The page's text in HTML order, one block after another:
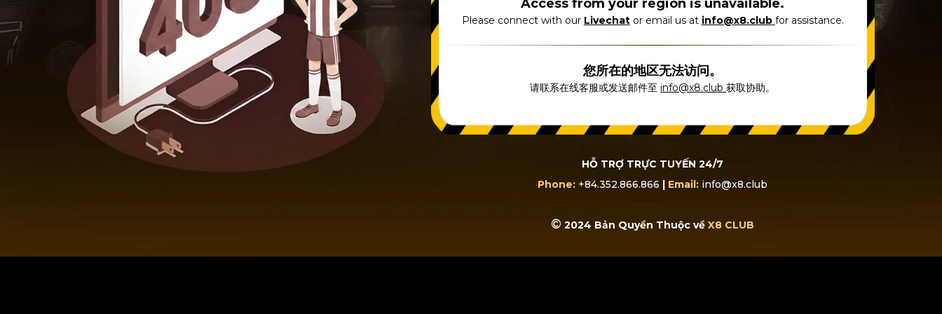
Access from your region is unavailable.
Please connect with our Livechator email us at info@x8.club for assistance.
您所在的地区无法访问。
请联系在线客服或发送邮件至info@x8.club 获取协助。
HỖ TRỢ TRỰC TUYẾN 24/7
Phone: +84.352.866.866 | Email: info@x8.club
© 2024 Bản Quyền Thuộc vềX8 CLUB